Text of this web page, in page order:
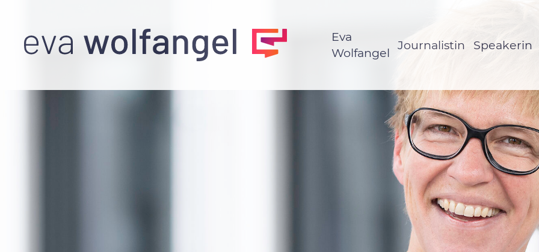
Eva
Wolfangel
Journalistin Speakerin